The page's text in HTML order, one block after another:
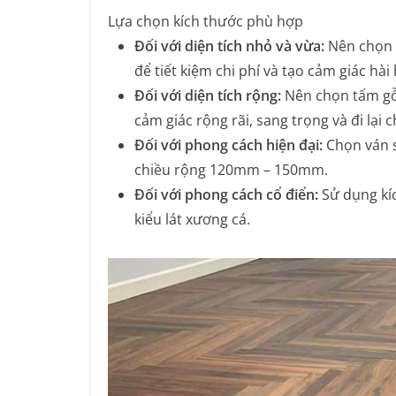
Lựa chọn kích thước phù hợp
Đối với diện tích nhỏ và vừa: Nên
để tiết kiệm chi phí và tạo cảm giác hài
Đối với diện tích rộng: Nên chọn tấm
cảm giác rộng rãi, sang trọng và đi lại
Đối với phong cách hiện đại: Chọn ván
chiều rộng 120mm – 150mm.
Đối với phong cách cổ điển:Sử dụng
kiểu lát xương cá.